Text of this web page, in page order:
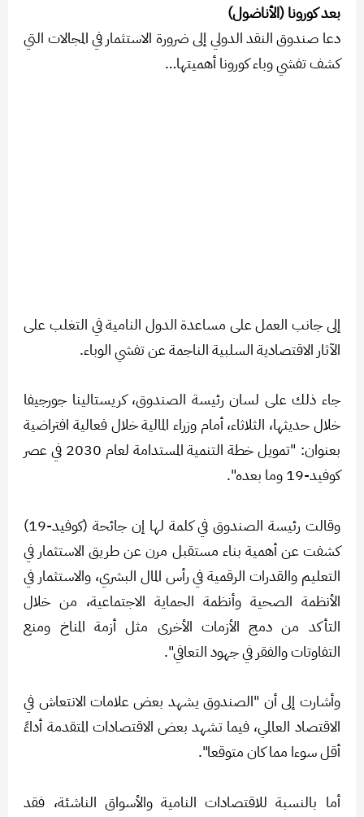
بعد كورونا (الأناضول)
دعا صندوق النقد الدولي إلى ضرورة الاستثمار في المجالات التي
كشف تفشي وباء كورونا أهميتها…
إلى جانب العمل على مساعدة الدول النامية في التغلب على
الآثار الاقتصادية السلبية الناجمة عن تفشي الوباء.
جاء ذلك على لسان رئيسة الصندوق، كريستالينا جورجيفا
خلال حديثها، الثلاثاء، أمام وزراء المالية خلال فعالية افتراضية
بعنوان: "تمويل خطة التنمية المستدامة لعام 2030 في عصر
كوفيد-19 وما بعده".
وقالت رئيسة الصندوق في كلمة لها إن جائحة (كوفيد-19)
كشفت عن أهمية بناء مستقبل مرن عن طريق الاستثمار في
التعليم والقدرات الرقمية في رأس المال البشري، والاستثمار في
الأنظمة الصحية وأنظمة الحماية الاجتماعية، من خلال
التأكد من دمج الأزمات الأخرى مثل أزمة المناخ ومنع
التفاوتات والفقر في جهود التعافي".
وأشارت إلى أن "الصندوق يشهد بعض علامات الانتعاش في
الاقتصاد العالمي، فيما تشهد بعض الاقتصادات المتقدمة أداءً
أقل سوءا مما كان متوقعا".
أما بالنسبة للاقتصادات النامية والأسواق الناشئة، فقد